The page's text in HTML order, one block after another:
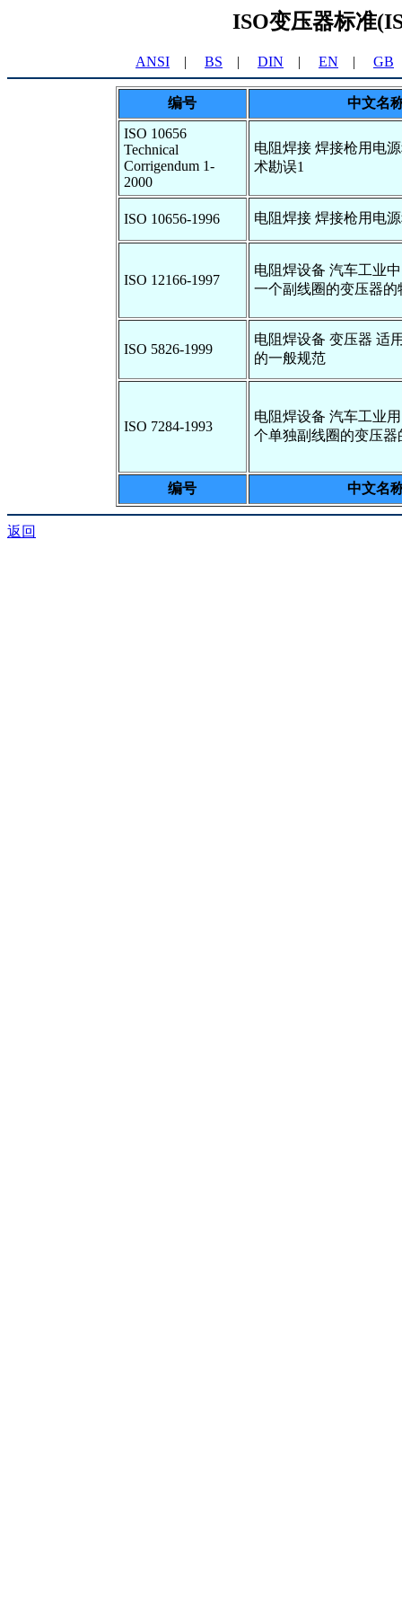
ISO变压器标准
ANSI | BS | DIN | EN | GB
编号
中文名
ISO 10656
Technical
Corrigendum 1-
2000
电阻焊接 焊接枪用电
术勘误1
ISO 10656-1996 电阻焊接 焊接枪用电
ISO 12166-1997
电阻焊设备 汽车工业
一个副线圈的变压器的
ISO 5826-1999
电阻焊设备 变压器 适
的一般规范
ISO 7284-1993
电阻焊设备 汽车工业
个单独副线圈的变压器
编号 中文名
返回